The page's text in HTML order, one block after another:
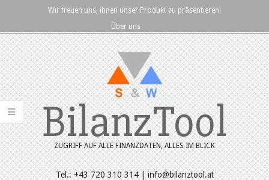
content
Wir freuen uns, ihnen unser Produkt zu präsentieren!
Über uns
BilanzTool
ZUGRIFF AUF ALLE FINANZDATEN, ALLES IM BLICK
Tel.: +43 720 310 314 | info@bilanztool.at